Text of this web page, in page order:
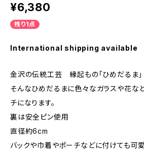
¥6,380
残り1点
International shipping available
金沢の伝統工芸 縁起もの「ひめだるま」
そんなひめだるまに色々なガラスや花な
チになります。
裏は安全ピン使用
直径約6cm
バックや巾着やポーチなどに付けても可愛